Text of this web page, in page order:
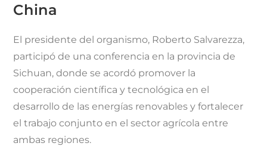
China
El presidente del organismo, Roberto Salvarezza,
participó de una conferencia en la provincia de
Sichuan, donde se acordó promover la
cooperación científica y tecnológica en el
desarrollo de las energías renovables y fortalecer
el trabajo conjunto en el sector agrícola entre
ambas regiones.